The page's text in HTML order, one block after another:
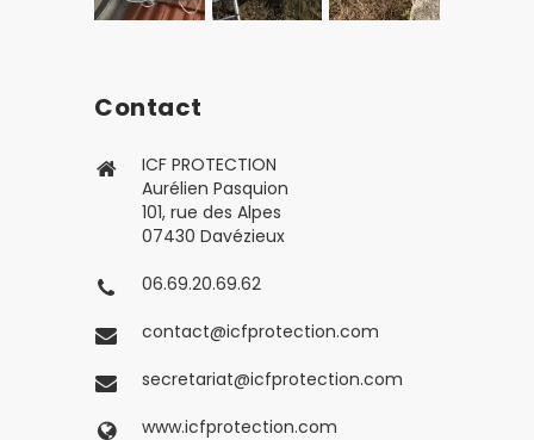
Contact
ICF PROTECTION
Aurélien Pasquion
101, rue des Alpes
07430 Davézieux
06.69.20.69.62
contact@icfprotection.com
secretariat@icfprotection.com
www.icfprotection.com